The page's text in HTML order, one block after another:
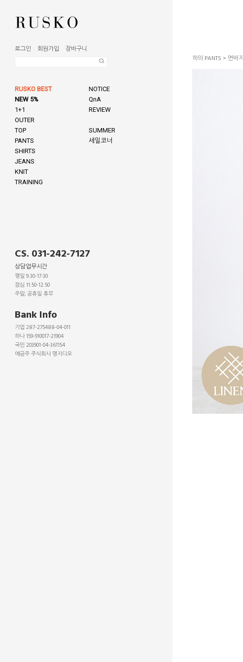
로그인 회원가입 장바구니
RUSKO BEST
NEW 5%
1+1
OUTER
TOP
PANTS
SHIRTS
JEANS
KNIT
TRAINING
NOTICE
QnA
REVIEW
SUMMER
세일코너
CS. 031-242-7127
상담업무시간
평일 9:30-17:30
점심 11:50-12:50
주말, 공휴일 휴무
Bank Info
기업 287-275488-04-011
하나 159-910017-21904
국민 203901-04-361154
예금주 주식회사 명지디오
하의 PANTS > 면바지